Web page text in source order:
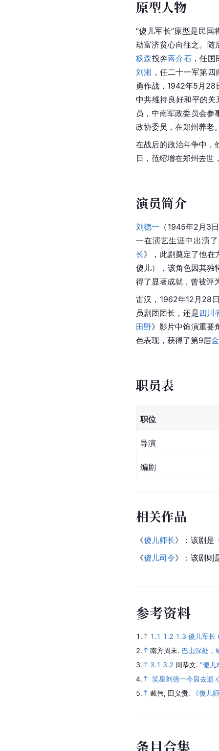
原型人物
“傻儿军长”原型是民国
劫富济贫心向往之。随
杨森投奔蒋介石 ，任
刘湘 ，任二十一军第
勇作战，1942年5月28
中共维持良好和平的
员，中南军政委员会
政协委员，在郑州养老
在战后的政治斗争中，
日，范绍增在郑州去世
演员简介
刘德一 （1945年2月3
一在演艺生涯中出演
长》，此剧奠定了他在
傻儿），该角色因其独
得了显著成就，曾被评
雷汉 ，1962年12月28
员剧团团长，还是四川
田野》影片中饰演重要
色表现，获得了第9届
职员表
职位
导演
编剧
相关作品
《傻儿师长》：该剧是
《傻儿司令》：该剧则
参考资料
1. 1.1 1.2 1.3 傻儿军长
2.
南方周末. 巴山深处，
3.
3.1 3.2 周恭文. "傻儿
4.
笑星刘德一今晨去逝
5.
戴伟, 田义贵. 《傻儿
条目合集